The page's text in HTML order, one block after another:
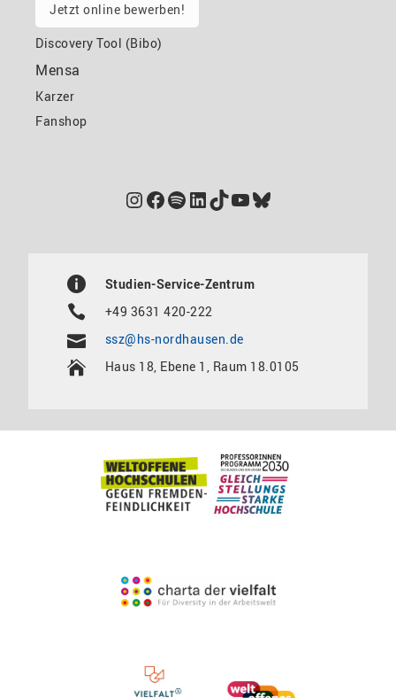
Jetzt online bewerben!
Discovery Tool (Bibo)
Mensa
Karzer
Fanshop
Instagram
Facebook
Spotify
LinkedIn
TikTok
YouTube
Bluesky
Studien-Service-Zentrum
+49 3631 420-222
ssz@hs-nordhausen.de
Haus 18, Ebene 1, Raum 18.0105